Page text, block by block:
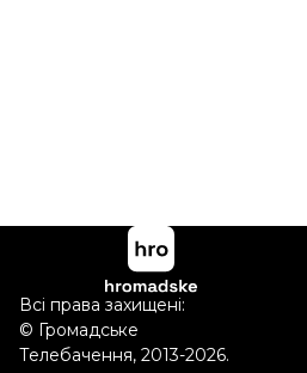
Всі права захищені:
© Громадське
Телебачення, 2013-2026.